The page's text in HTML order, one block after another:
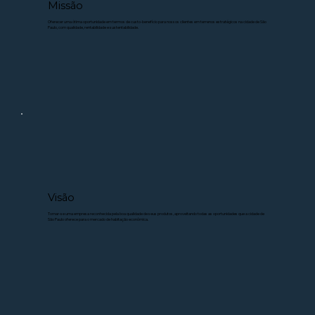
Missão
Oferecer uma ótima oportunidade em termos de custo-benefício para nossos clientes em terrenos estratégicos na cidade de São
Paulo, com qualidade, rentabilidade e sustentabilidade.
Visão
Tornar-se uma empresa reconhecida pela boa qualidade de seus produtos, aproveitando todas as oportunidades que a cidade de
São Paulo oferece para o mercado de habitação econômica.